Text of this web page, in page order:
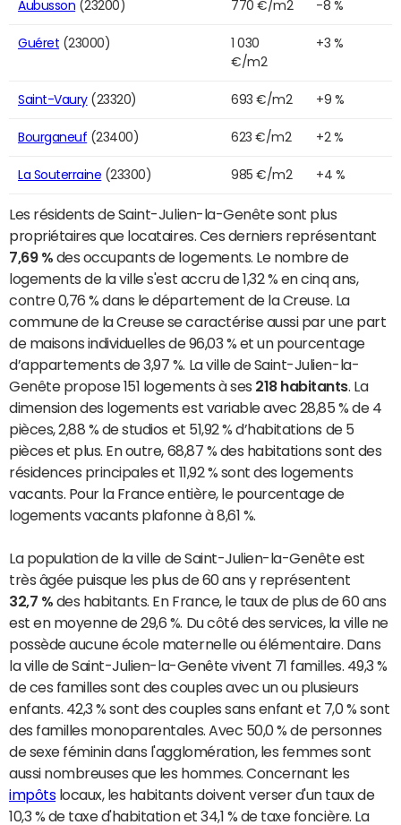
Aubusson (23200) 770 €/m2 -8 %
Guéret (23000)
1 030
€/m2
+3 %
Saint-Vaury(23320) 693 €/m2 +9 %
Bourganeuf (23400) 623 €/m2 +2 %
La Souterraine (23300) 985 €/m2 +4 %
Les résidents de Saint-Julien-la-Genête sont plus
propriétaires que locataires. Ces derniers représentant
7,69 % des occupants de logements. Le nombre de
logements de la ville s'est accru de 1,32 % en cinq ans,
contre 0,76 % dans le département de la Creuse. La
commune de la Creuse se caractérise aussi par une part
de maisons individuelles de 96,03 % et un pourcentage
d’appartements de 3,97 %. La ville de Saint-Julien-la-
Genête propose 151 logements à ses 218 habitants. La
dimension des logements est variable avec 28,85 % de 4
pièces, 2,88 % de studios et 51,92 % d’habitations de 5
pièces et plus. En outre, 68,87 % des habitations sont des
résidences principales et 11,92 % sont des logements
vacants. Pour la France entière, le pourcentage de
logements vacants plafonne à 8,61 %.
La population de la ville de Saint-Julien-la-Genête est
très âgée puisque les plus de 60 ans y représentent
32,7 % des habitants. En France, le taux de plus de 60 ans
est en moyenne de 29,6 %. Du côté des services, la ville ne
possède aucune école maternelle ou élémentaire. Dans
la ville de Saint-Julien-la-Genête vivent 71 familles. 49,3 %
de ces familles sont des couples avec un ou plusieurs
enfants. 42,3 % sont des couples sans enfant et 7,0 % sont
des familles monoparentales. Avec 50,0 % de personnes
de sexe féminin dans l'agglomération, les femmes sont
aussi nombreuses que les hommes. Concernant les
impôtslocaux, les habitants doivent verser d'un taux de
10,3 % de taxe d'habitation et 34,1 % de taxe foncière. La